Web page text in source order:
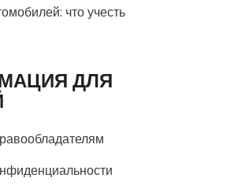
что учесть
ДЛЯ